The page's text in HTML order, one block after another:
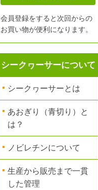
会員登録をすると次回からの
お買い物が便利になります。
シークヮーサーについて
シークヮーサーとは
あおぎり（青切り）と
は？
ノビレチンについて
生産から販売まで一貫
した管理